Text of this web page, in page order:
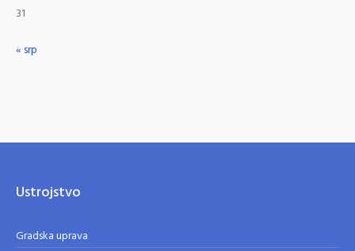
31
« srp
Ustrojstvo
Gradska uprava